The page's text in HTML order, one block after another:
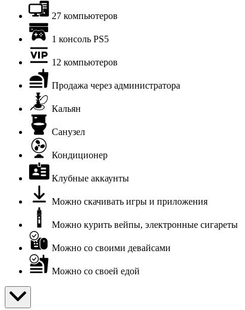
27 компьютеров
1 консоль PS5
12 компьютеров
Продажа через администратора
Кальян
Санузел
Кондиционер
Клубные аккаунты
Можно скачивать игры и приложения
Можно курить вейпы, электронные сигареты
Можно со своими девайсами
Можно со своей едой